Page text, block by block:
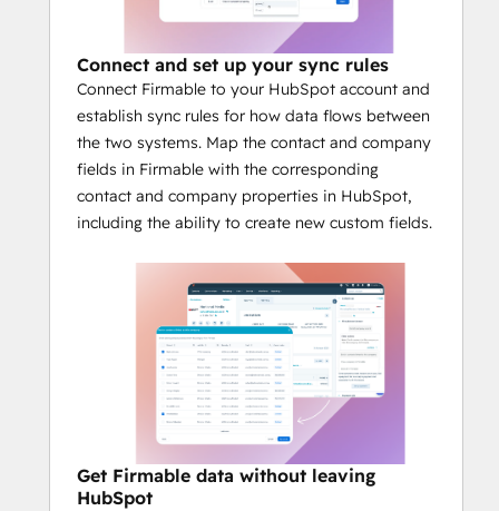
Connect and set up your sync rules
Connect Firmable to your HubSpot account and
establish sync rules for how data flows between
the two systems. Map the contact and company
fields in Firmable with the corresponding
contact and company properties in HubSpot,
including the ability to create new custom fields.
Get Firmable data without leaving
HubSpot